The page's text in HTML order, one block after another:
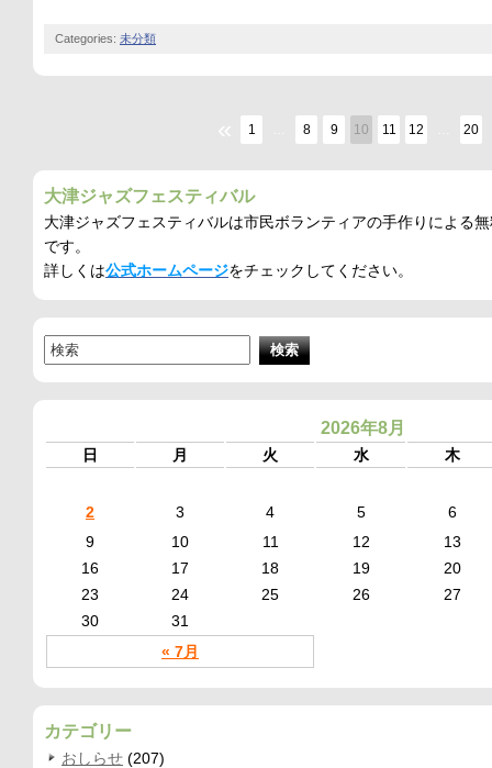
Categories: 未分類
« 1 8 9 10 11 12 20
大津ジャズフェスティバル
大津ジャズフェスティバルは市民ボランティアの手作りによる
です。
詳しくは公式ホームページをチェックしてください。
2026年8月
日 月 火 水 木
« 7月
2 3 4 5
6
9
10 11 12
13
16
17 18 19
20
23
24 25 26
27
30
31
カテゴリー
おしらせ (207)